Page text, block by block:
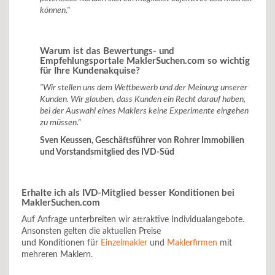
können."
Warum ist das Bewertungs- und
Empfehlungsportale MaklerSuchen.com so wichtig
für Ihre Kundenakquise?
"Wir stellen uns dem Wettbewerb und der Meinung unserer
Kunden. Wir glauben, dass Kunden ein Recht darauf haben,
bei der Auswahl eines Maklers keine Experimente eingehen
zu müssen."
Sven Keussen, Geschäftsführer von Rohrer Immobilien
und Vorstandsmitglied des IVD-Süd
Erhalte ich als IVD-Mitglied besser Konditionen bei
MaklerSuchen.com
Auf Anfrage unterbreiten wir attraktive Individualangebote.
Ansonsten gelten die aktuellen Preise
und Konditionen für Einzelmakler und Maklerfirmen mit
mehreren Maklern.